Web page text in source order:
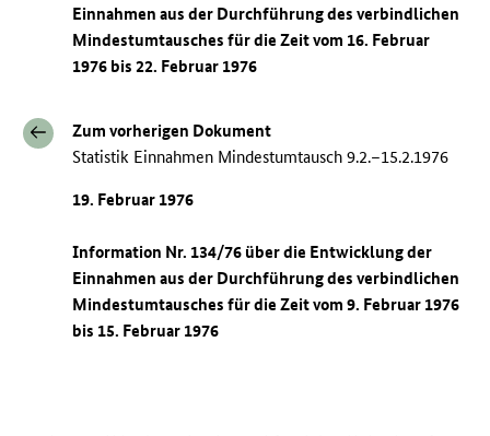
Einnahmen aus der Durchführung des verbindlichen
Mindestumtausches für die Zeit vom 16. Februar
1976 bis 22. Februar 1976
Zum vorherigen Dokument
Statistik Einnahmen Mindestumtausch 9.2.–15.2.1976
19. Februar 1976
Information Nr. 134/76 über die Entwicklung der
Einnahmen aus der Durchführung des verbindlichen
Mindestumtausches für die Zeit vom 9. Februar 1976
bis 15. Februar 1976